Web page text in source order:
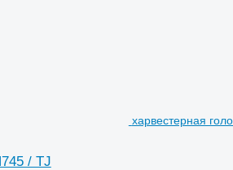
харвестерная
/ TJ